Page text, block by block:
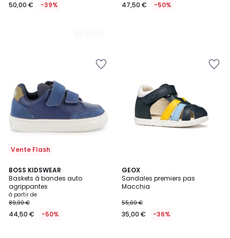
50,00 € -39% 47,50 € -50%
Vente Flash
BOSS KIDSWEAR
Baskets à bandes auto
agrippantes
à partir de
89,00 €
44,50 € -50%
GEOX
Sandales premiers pas
Macchia
55,00 €
35,00 € -36%
1
/
5